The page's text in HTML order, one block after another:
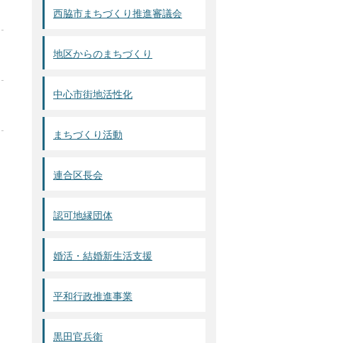
西脇市まちづくり推進審議会
地区からのまちづくり
中心市街地活性化
まちづくり活動
連合区長会
認可地縁団体
婚活・結婚新生活支援
平和行政推進事業
黒田官兵衛